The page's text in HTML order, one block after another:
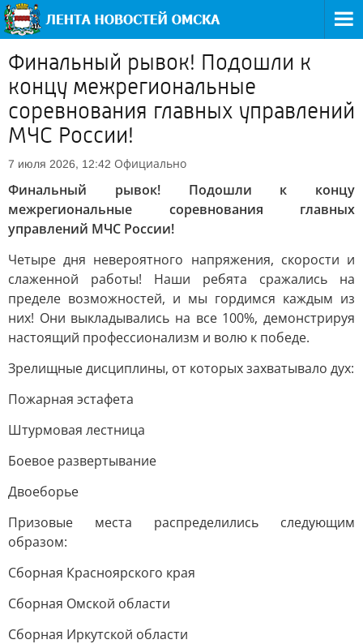
Финальный рывок! Подошли к
концу межрегиональные
соревнования главных управлений
МЧС России!
7 июля 2026, 12:42 Официально
Финальный рывок! Подошли к концу
межрегиональные соревнования главных
управлений МЧС России!
Четыре дня невероятного напряжения, скорости и
слаженной работы! Наши ребята сражались на
пределе возможностей, и мы гордимся каждым из
них! Они выкладывались на все 100%, демонстрируя
настоящий профессионализм и волю к победе.
Зрелищные дисциплины, от которых захватывало дух:
Пожарная эстафета
Штурмовая лестница
Боевое развертывание
Двоеборье
Призовые места распределились следующим
образом:
Сборная Красноярского края
Сборная Омской области
Сборная Иркутской области